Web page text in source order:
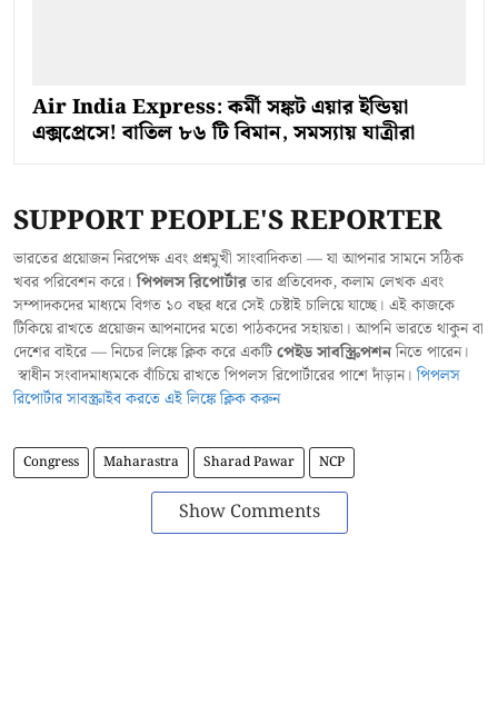
Air India Express: কর্মী সঙ্কট এয়ার ইন্ডিয়া
এক্সপ্রেসে! বাতিল ৮৬ টি বিমান, সমস্যায় যাত্রীরা
SUPPORT PEOPLE'S REPORTER
ভারতের প্রয়োজন নিরপেক্ষ এবং প্রশ্নমুখী সাংবাদিকতা — যা আপনার সামনে সঠিক
খবর পরিবেশন করে।পিপলস রিপোর্টারতার প্রতিবেদক, কলাম লেখক এবং
সম্পাদকদের মাধ্যমে বিগত ১০ বছর ধরে সেই চেষ্টাই চালিয়ে যাচ্ছে। এই কাজকে
টিকিয়ে রাখতে প্রয়োজন আপনাদের মতো পাঠকদের সহায়তা। আপনি ভারতে থাকুন বা
দেশের বাইরে — নিচের লিঙ্কে ক্লিক করে একটিপেইড সাবস্ক্রিপশননিতে পারেন।
স্বাধীন সংবাদমাধ্যমকে বাঁচিয়ে রাখতে পিপলস রিপোর্টারের পাশে দাঁড়ান।পিপলস
রিপোর্টার সাবস্ক্রাইব করতে এই লিঙ্কে ক্লিক করুন
Congress Maharastra Sharad Pawar NCP
Show Comments